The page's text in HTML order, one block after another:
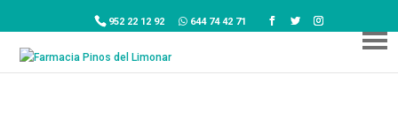
952 22 12 92 644 74 42 71